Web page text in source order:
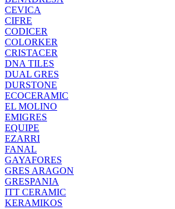
CEVICA
CIFRE
CODICER
COLORKER
CRISTACER
DNA TILES
DUAL GRES
DURSTONE
ECOCERAMIC
EL MOLINO
EMIGRES
EQUIPE
EZARRI
FANAL
GAYAFORES
GRES ARAGON
GRESPANIA
ITT CERAMIC
KERAMIKOS